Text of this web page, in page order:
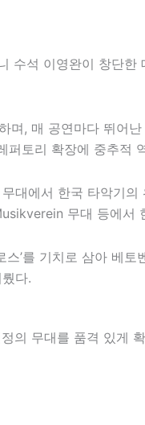
수석 이영완이 창단
며, 매 공연마다 뛰어
퍼토리 확장에 중추적
대에서 한국 타악기
무대 등에서
’를 기치로 삼아 베토
다.
의 무대를 품격 있게